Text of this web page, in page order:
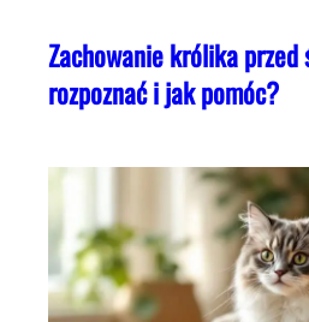
Zachowanie królika
rozpoznać i jak pomóc?